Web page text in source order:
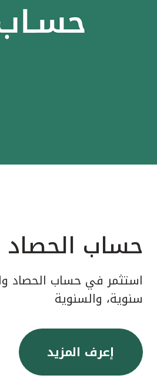
حساب الحصاد
استثمر في حساب الحصاد
سنوية، والسنوية
إعرف المزيد